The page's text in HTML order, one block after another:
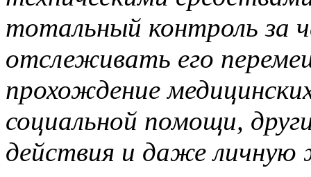
тотальный контроль за
отслеживать его
прохождение
социальной помощи,
действия и даже личную